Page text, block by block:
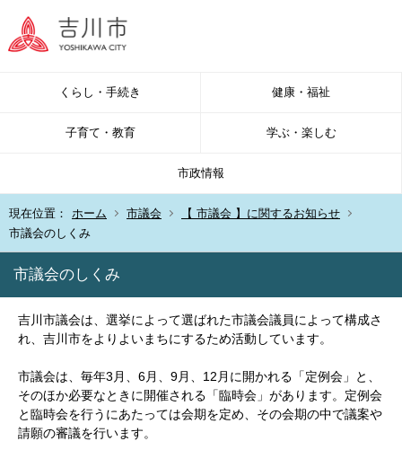
くらし・手続き 健康・福祉
子育て・教育 学ぶ・楽しむ
市政情報
現在位置： ホーム 市議会
【 市議会 】に関するお知らせ
市議会のしくみ
市議会のしくみ
吉川市議会は、選挙によって選ばれた市議会議員によって構成さ
れ、吉川市をよりよいまちにするため活動しています。
市議会は、毎年3月、6月、9月、12月に開かれる「定例会」と、
そのほか必要なときに開催される「臨時会」があります。定例会
と臨時会を行うにあたっては会期を定め、その会期の中で議案や
請願の審議を行います。